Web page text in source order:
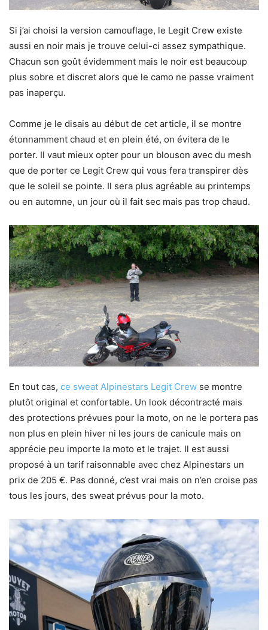
Si j’ai choisi la version camouflage, le Legit Crew existe
aussi en noir mais je trouve celui-ci assez sympathique.
Chacun son goût évidemment mais le noir est beaucoup
plus sobre et discret alors que le camo ne passe vraiment
pas inaperçu.
Comme je le disais au début de cet article, il se montre
étonnamment chaud et en plein été, on évitera de le
porter. Il vaut mieux opter pour un blouson avec du mesh
que de porter ce Legit Crew qui vous fera transpirer dès
que le soleil se pointe. Il sera plus agréable au printemps
ou en automne, un jour où il fait sec mais pas trop chaud.
En tout cas, ce sweat Alpinestars Legit Crew se montre
plutôt original et confortable. Un look décontracté mais
des protections prévues pour la moto, on ne le portera pas
non plus en plein hiver ni les jours de canicule mais on
apprécie peu importe la moto et le trajet. Il est aussi
proposé à un tarif raisonnable avec chez Alpinestars un
prix de 205 €. Pas donné, c’est vrai mais on n’en croise pas
tous les jours, des sweat prévus pour la moto.